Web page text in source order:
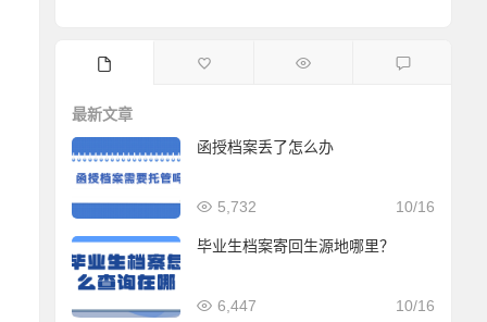
最新文章
函授档案丢了怎么办
10/16
5,732
毕业生档案寄回生源地哪里？
10/16
6,447